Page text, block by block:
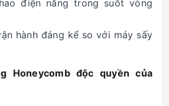
điện năng trong suốt vòng
hành đáng kể so với máy sấy
Honeycomb độc quyền của